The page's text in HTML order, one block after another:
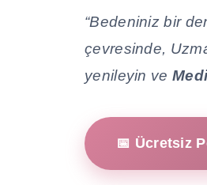
“Bedeniniz bir
çevresinde,
yenileyin ve
📅 Ücretsiz